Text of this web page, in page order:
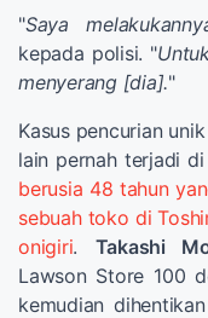
"Saya
kepada polisi. "
menyerang [dia]."
Kasus pencurian
lain pernah terjadi di
berusia 48 tahun
sebuah toko di
onigiri. Takashi
Lawson Store 100
kemudian